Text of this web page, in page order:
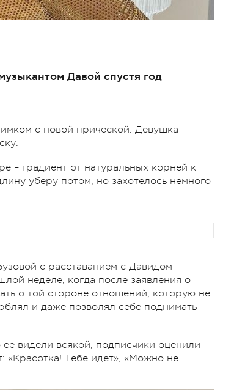
Давой спустя год
с новой прической. Девушка
– градиент от натуральных корней к
уберу потом, но захотелось немного
с расставанием с Давидом
неделе, когда после заявления о
о той стороне отношений, которую не
и даже позволял себе поднимать
видели всякой, подписчики оценили
«Красотка! Тебе идет», «Можно не